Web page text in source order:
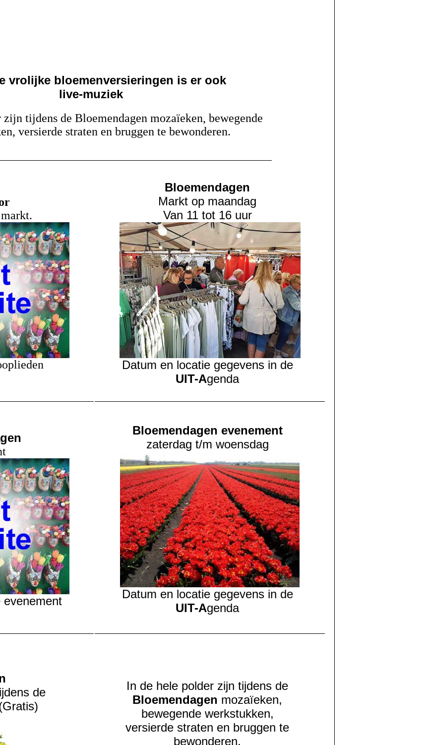
vrolijke bloemenversieringen is er ook
live-muziek
tijdens de Bloemendagen mozaïeken, bewegende
versierde straten en bruggen te bewonderen.
Bloemendagen
Markt op maandag
Van 11 tot 16 uur
Datum en locatie gegevens in de
UIT-Agenda
evenement
Bloemendagen evenement
zaterdag t/m woensdag
Datum en locatie gegevens in de
UIT-Agenda
de
In de hele polder zijn tijdens de
Bloemendagen mozaïeken,
bewegende werkstukken,
versierde straten en bruggen te
bewonderen.